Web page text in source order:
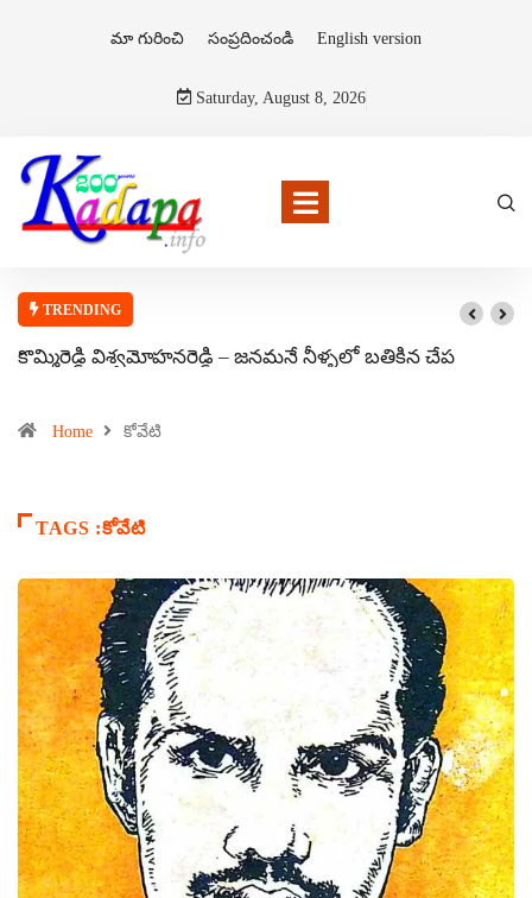
మా గురించి సంప్రదించండి English version
Saturday, August 8, 2026
TRENDING
కొమ్మిరెడ్డి విశ్వమోహనరెడ్డి – జనమనే నీళ్ళలో బతికిన చేప
Home కోవేటి
TAGS :కోవేటి